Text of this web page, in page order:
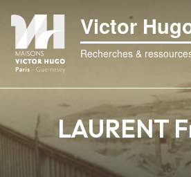
Victor
Recherches &
LAURENT